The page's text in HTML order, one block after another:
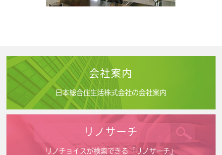
会社案内
日本総合住生活株式会社の会社案内
リノサーチ
リノチョイスが検索できる「リノサーチ」